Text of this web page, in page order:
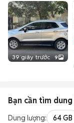
39 giây trước 9
Bạn cần tìm
Dung lượng: 64 GB